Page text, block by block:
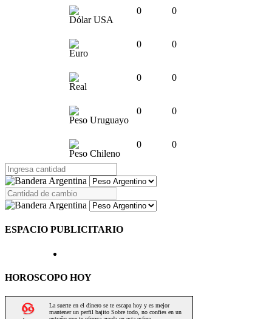
Dólar USA
0 0
Euro
0 0
Real
0 0
Peso Uruguayo
0 0
Peso Chileno
0 0
ESPACIO PUBLICITARIO
HOROSCOPO HOY